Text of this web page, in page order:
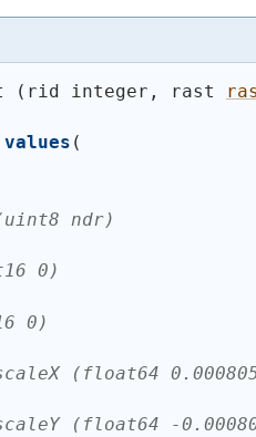
( rid integer, rast
values (
ndr)
0)
0)
(float64
(float64 -